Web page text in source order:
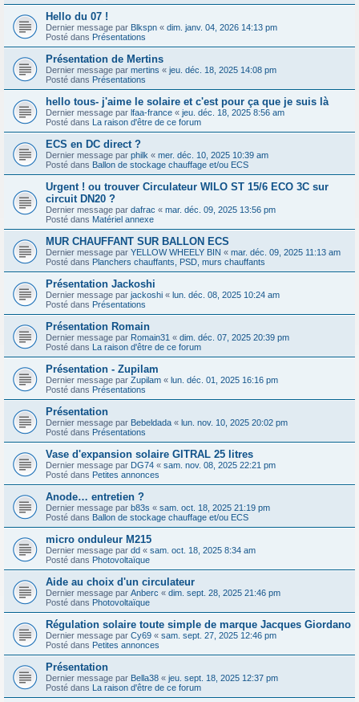
Hello du 07 !
Dernier message par Blkspn « dim. janv. 04, 2026 14:13 pm
Posté dans Présentations
Présentation de Mertins
Dernier message par mertins « jeu. déc. 18, 2025 14:08 pm
Posté dans Présentations
hello tous- j'aime le solaire et c'est pour ça que je suis là
Dernier message par lfaa-france « jeu. déc. 18, 2025 8:56 am
Posté dans La raison d'être de ce forum
ECS en DC direct ?
Dernier message par philk « mer. déc. 10, 2025 10:39 am
Posté dans Ballon de stockage chauffage et/ou ECS
Urgent ! ou trouver Circulateur WILO ST 15/6 ECO 3C sur
circuit DN20 ?
Dernier message par dafrac « mar. déc. 09, 2025 13:56 pm
Posté dans Matériel annexe
MUR CHAUFFANT SUR BALLON ECS
Dernier message par YELLOW WHEELY BIN « mar. déc. 09, 2025 11:13 am
Posté dans Planchers chauffants, PSD, murs chauffants
Présentation Jackoshi
Dernier message par jackoshi « lun. déc. 08, 2025 10:24 am
Posté dans Présentations
Présentation Romain
Dernier message par Romain31 « dim. déc. 07, 2025 20:39 pm
Posté dans La raison d'être de ce forum
Présentation - Zupilam
Dernier message par Zupilam « lun. déc. 01, 2025 16:16 pm
Posté dans Présentations
Présentation
Dernier message par Bebeldada « lun. nov. 10, 2025 20:02 pm
Posté dans Présentations
Vase d'expansion solaire GITRAL 25 litres
Dernier message par DG74 « sam. nov. 08, 2025 22:21 pm
Posté dans Petites annonces
Anode… entretien ?
Dernier message par b83s « sam. oct. 18, 2025 21:19 pm
Posté dans Ballon de stockage chauffage et/ou ECS
micro onduleur M215
Dernier message par dd « sam. oct. 18, 2025 8:34 am
Posté dans Photovoltaïque
Aide au choix d'un circulateur
Dernier message par Anberc « dim. sept. 28, 2025 21:46 pm
Posté dans Photovoltaïque
Régulation solaire toute simple de marque Jacques Giordano
Dernier message par Cy69 « sam. sept. 27, 2025 12:46 pm
Posté dans Petites annonces
Présentation
Dernier message par Bella38 « jeu. sept. 18, 2025 12:37 pm
Posté dans La raison d'être de ce forum